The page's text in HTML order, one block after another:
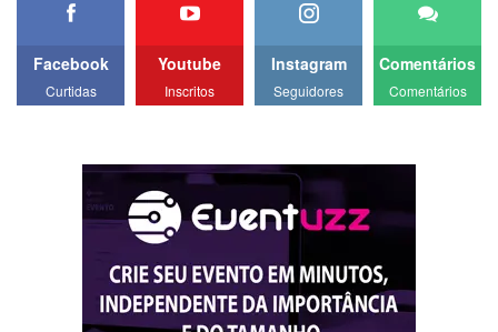
Facebook
Curtidas
Youtube
Inscritos
Instagram
Seguidores
Comentários
Comentários